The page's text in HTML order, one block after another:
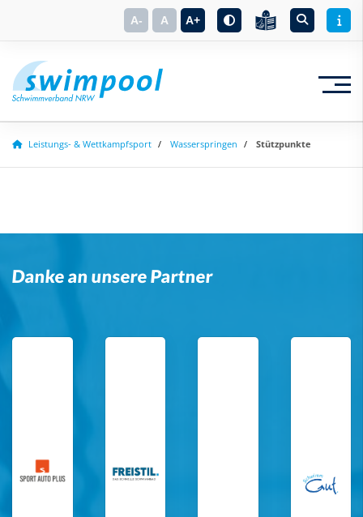
A- A A+
Suchbegriff eingeben
Leistungs- & Wettkampfsport Wasserspringen Stützpunkte
Danke an unsere Partner